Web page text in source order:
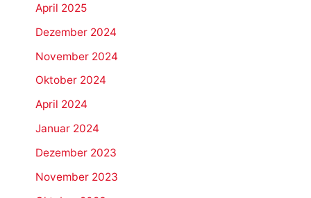
April 2025
Dezember 2024
November 2024
Oktober 2024
April 2024
Januar 2024
Dezember 2023
November 2023